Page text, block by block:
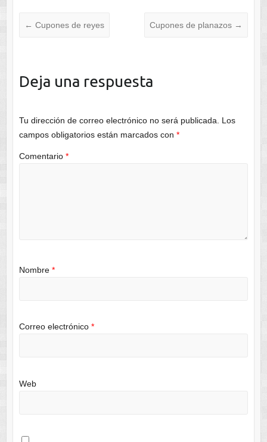
← Cupones de reyes Cupones de planazos →
Deja una respuesta
Tu dirección de correo electrónico no será publicada. Los
campos obligatorios están marcados con *
Comentario *
Nombre *
Correo electrónico *
Web